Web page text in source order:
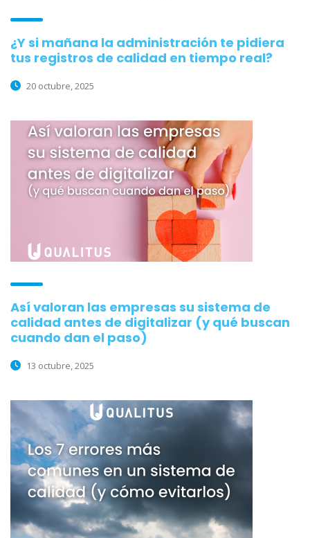
¿Y si mañana la administración te pidiera
tus registros de calidad en tiempo real?
20 octubre, 2025
Así valoran las empresas su sistema de
calidad antes de digitalizar (y qué buscan
cuando dan el paso)
13 octubre, 2025